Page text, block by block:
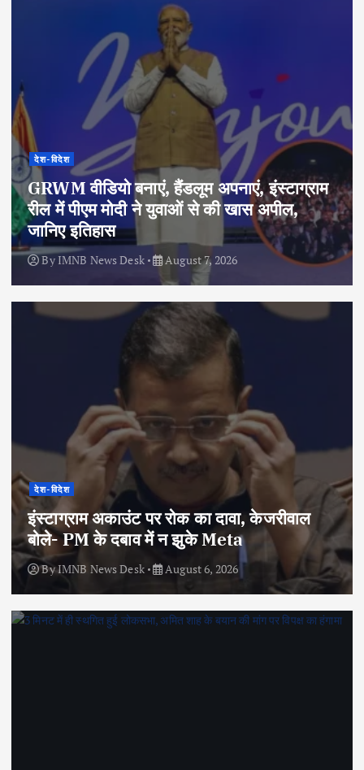
देश-विदेश
GRWM वीडियो बनाएं, हैंडलूम अपनाएं, इंस्टाग्राम
रील में पीएम मोदी ने युवाओं से की खास अपील,
जानिए इतिहास
By IMNB News Desk August 7, 2026
देश-विदेश
इंस्टाग्राम अकाउंट पर रोक का दावा, केजरीवाल
बोले- PM के दबाव में न झुके Meta
ByIMNB News Desk August 6, 2026